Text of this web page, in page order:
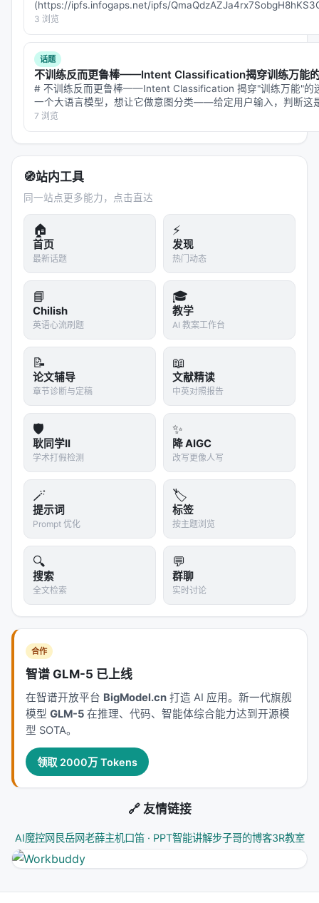
(https://ipfs.infogaps.net/ipfs/
filename=preview.svg) ## 一…
3 浏览
话题
不训练反而更鲁棒——Intent Classification揭穿训练万能
# 不训练反而更鲁棒——Intent Classification 揭穿"训练万能"的
一个大语言模型，想让它做意图分类——给定用户输入，判断这
通文本。最直接的做法是：在模型内部…
7 浏览
🧭站内工具
同一站点更多能力，点击直达
🏠
首页
最新话题
⚡
发现
热门动态
📘
Chilish
英语心流刷题
🎓
教学
AI 教案工作台
📝
论文辅导
章节诊断与定稿
📖
文献精读
中英对照报告
🛡️
耿同学II
学术打假检测
✨
降 AIGC
改写更像人写
🪄
提示词
Prompt 优化
🏷️
标签
按主题浏览
🔍
搜索
全文检索
💬
群聊
实时讨论
合作
智谱 GLM-5 已上线
在智谱开放平台 BigModel.cn 打造 AI 应用。新一代旗舰
模型 GLM-5 在推理、代码、智能体综合能力达到开源模
型 SOTA。
领取 2000万 Tokens
🔗 友情链接
AI魔控网 艮岳网老薛主机口笛 · PPT智能讲解步子哥的博客3R教室